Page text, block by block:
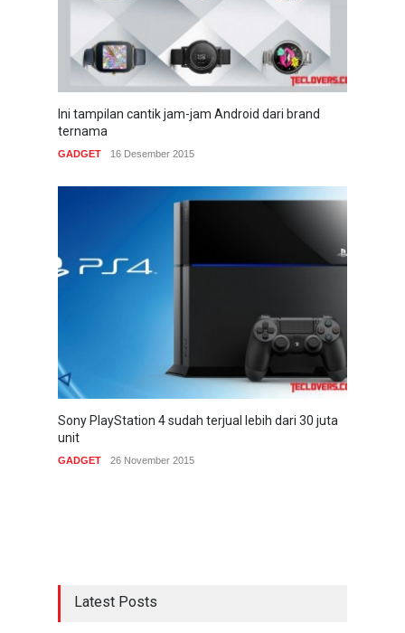
Ini tampilan cantik jam-jam Android dari brand
ternama
GADGET 16 Desember 2015
Sony PlayStation 4 sudah terjual lebih dari 30 juta
unit
GADGET 26 November 2015
Latest Posts